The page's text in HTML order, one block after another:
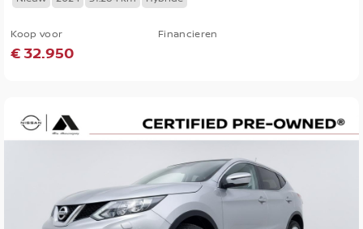
Koop voor
€ 32.950
Financieren